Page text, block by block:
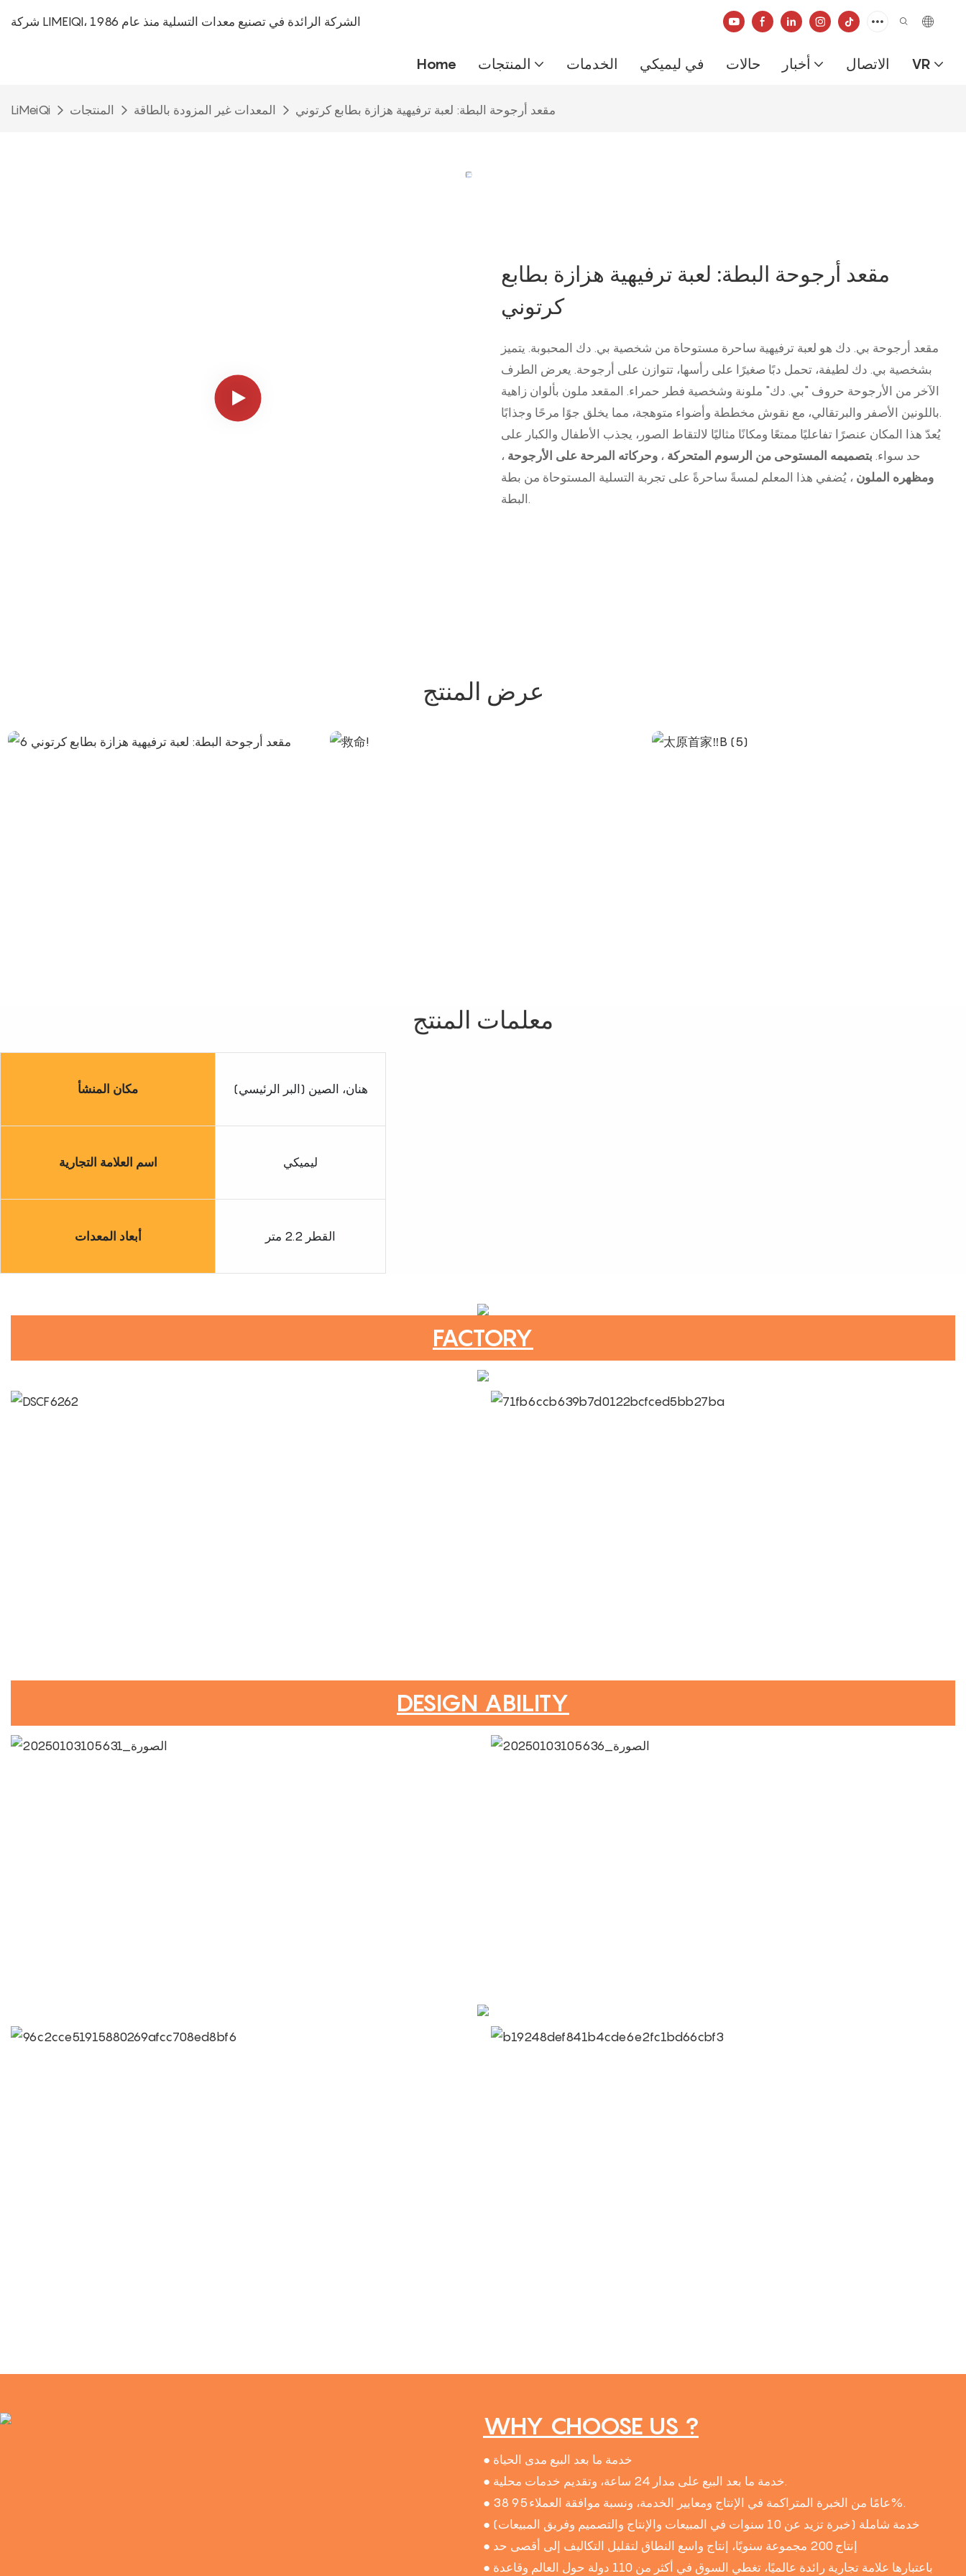
شركة LIMEIQI، الشركة الرائدة في تصنيع معدات التسلية منذ عام 1986
Home المنتجات الخدمات في ليميكي حالات أخبار الاتصال VR
LiMeiQi المنتجات المعدات غير المزودة بالطاقة مقعد أرجوحة البطة: لعبة ترفيهية هزازة بطابع كرتوني
مقعد أرجوحة البطة: لعبة ترفيهية هزازة بطابع
كرتوني
مقعد أرجوحة بي. دك هو لعبة ترفيهية ساحرة مستوحاة من شخصية بي. دك المحبوبة. يتميز
بشخصية بي. دك لطيفة، تحمل دبًا صغيرًا على رأسها، تتوازن على أرجوحة. يعرض الطرف
الآخر من الأرجوحة حروف "بي. دك" ملونة وشخصية فطر حمراء. المقعد ملون بألوان زاهية
باللونين الأصفر والبرتقالي، مع نقوش مخططة وأضواء متوهجة، مما يخلق جوًا مرحًا وجذابًا.
يُعدّ هذا المكان عنصرًا تفاعليًا ممتعًا ومكانًا مثاليًا لالتقاط الصور، يجذب الأطفال والكبار على
حد سواء. بتصميمه المستوحى من الرسوم المتحركة ، وحركاته المرحة على الأرجوحة ،
ومظهره الملون ، يُضفي هذا المعلم لمسةً ساحرةً على تجربة التسلية المستوحاة من بطة
البطة.
عرض المنتج
معلمات المنتج
مكان المنشأ هنان، الصين (البر الرئيسي)
اسم العلامة التجارية ليميكي
أبعاد المعدات القطر 2.2 متر
FACTORY
DESIGN ABILITY
WHY CHOOSE US ?
● خدمة ما بعد البيع مدى الحياة
● خدمة ما بعد البيع على مدار 24 ساعة، وتقديم خدمات محلية.
● 38 عامًا من الخبرة المتراكمة في الإنتاج ومعايير الخدمة، ونسبة موافقة العملاء 95%.
● خدمة شاملة (خبرة تزيد عن 10 سنوات في المبيعات والإنتاج والتصميم وفريق المبيعات)
● إنتاج 200 مجموعة سنويًا، إنتاج واسع النطاق لتقليل التكاليف إلى أقصى حد
● باعتبارها علامة تجارية رائدة عالميًا، تغطي السوق في أكثر من 110 دولة حول العالم وقاعدة